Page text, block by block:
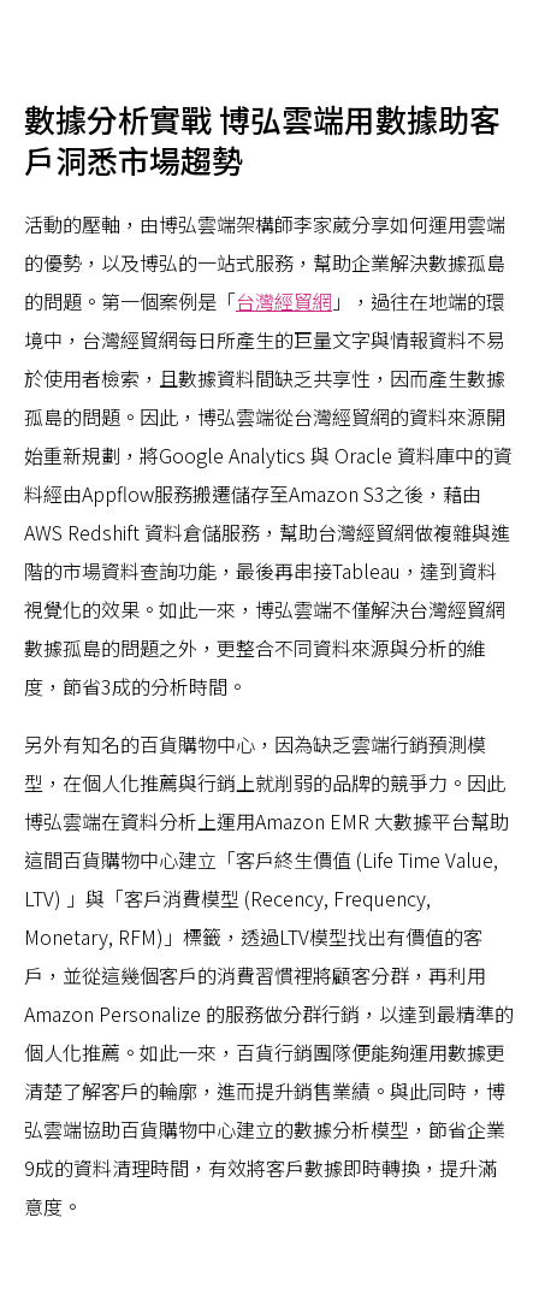
數據分析實戰 博弘雲端用數據助客
戶洞悉市場趨勢
活動的壓軸，由博弘雲端架構師李家葳分享如何運用雲端
的優勢，以及博弘的一站式服務，幫助企業解決數據孤島
的問題。第一個案例是「台灣經貿網 」，過往在地端的環
境中，台灣經貿網每日所產生的巨量文字與情報資料不易
於使用者檢索，且數據資料間缺乏共享性，因而產生數據
孤島的問題。因此，博弘雲端從台灣經貿網的資料來源開
始重新規劃，將Google Analytics 與 Oracle 資料庫中的資
料經由Appflow服務搬遷儲存至Amazon S3之後，藉由
AWS Redshift 資料倉儲服務，幫助台灣經貿網做複雜與進
階的市場資料查詢功能，最後再串接Tableau，達到資料
視覺化的效果。如此一來，博弘雲端不僅解決台灣經貿網
數據孤島的問題之外，更整合不同資料來源與分析的維
度，節省3成的分析時間。
另外有知名的百貨購物中心，因為缺乏雲端行銷預測模
型，在個人化推薦與行銷上就削弱的品牌的競爭力。因此
博弘雲端在資料分析上運用Amazon EMR 大數據平台幫助
這間百貨購物中心建立「客戶終生價值 (Life Time Value,
LTV) 」與「客戶消費模型 (Recency, Frequency,
Monetary, RFM)」標籤，透過LTV模型找出有價值的客
戶，並從這幾個客戶的消費習慣裡將顧客分群，再利用
Amazon Personalize 的服務做分群行銷，以達到最精準的
個人化推薦。如此一來，百貨行銷團隊便能夠運用數據更
清楚了解客戶的輪廓，進而提升銷售業績。與此同時，博
弘雲端協助百貨購物中心建立的數據分析模型，節省企業
9成的資料清理時間，有效將客戶數據即時轉換，提升滿
意度。